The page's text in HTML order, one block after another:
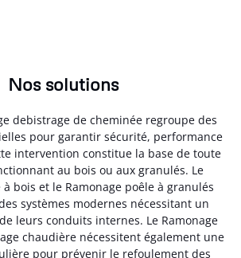
Nos solutions
debistrage de cheminée regroupe des
pour garantir sécurité, performance
intervention constitue la base de toute
au bois ou aux granulés. Le
à bois et le Ramonage poêle à granulés
systèmes modernes nécessitant un
leurs conduits internes. Le Ramonage
chaudière nécessitent également une
pour prévenir le refoulement des